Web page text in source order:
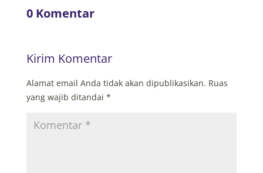
0 Komentar
Kirim Komentar
Alamat email Anda tidak akan dipublikasikan. Ruas
yang wajib ditandai *